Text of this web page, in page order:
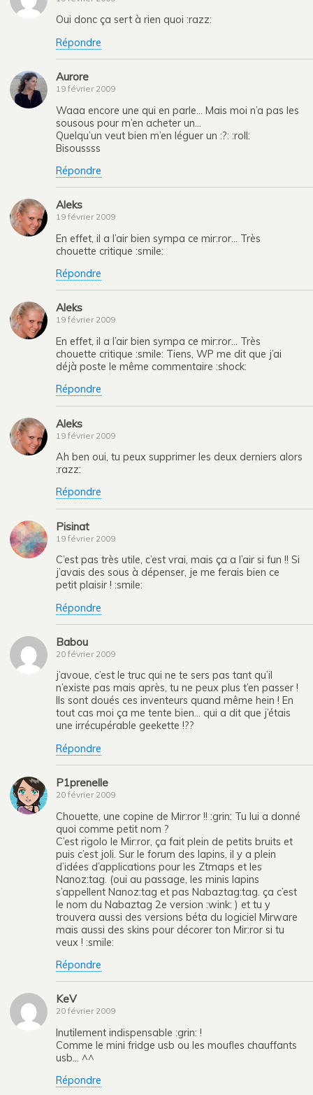
Oui donc ça sert à rien quoi :razz:
Répondre
Aurore
19 février 2009
Waaa encore une qui en parle… Mais moi n’a pas les
sousous pour m’en acheter un…
Quelqu’un veut bien m’en léguer un :?: :roll:
Bisoussss
Répondre
Aleks
19 février 2009
En effet, il a l’air bien sympa ce mir:ror… Très
chouette critique :smile:
Répondre
Aleks
19 février 2009
En effet, il a l’air bien sympa ce mir:ror… Très
chouette critique :smile: Tiens, WP me dit que j’ai
déjà poste le même commentaire :shock:
Répondre
Aleks
19 février 2009
Ah ben oui, tu peux supprimer les deux derniers alors
:razz:
Répondre
Pisinat
19 février 2009
C’est pas très utile, c’est vrai, mais ça a l’air si fun !! Si
j’avais des sous à dépenser, je me ferais bien ce
petit plaisir ! :smile:
Répondre
Babou
20 février 2009
j’avoue, c’est le truc qui ne te sers pas tant qu’il
n’existe pas mais après, tu ne peux plus t’en passer !
Ils sont doués ces inventeurs quand même hein ! En
tout cas moi ça me tente bien… qui a dit que j’étais
une irrécupérable geekette !??
Répondre
P1prenelle
20 février 2009
Chouette, une copine de Mir:ror !! :grin: Tu lui a donné
quoi comme petit nom ?
C’est rigolo le Mir:ror, ça fait plein de petits bruits et
puis c’est joli. Sur le forum des lapins, il y a plein
d’idées d’applications pour les Ztmaps et les
Nanoz:tag. (oui au passage, les minis lapins
s’appellent Nanoz:tag et pas Nabaztag:tag. ça c’est
le nom du Nabaztag 2e version :wink: ) et tu y
trouvera aussi des versions béta du logiciel Mirware
mais aussi des skins pour décorer ton Mir:ror si tu
veux ! :smile:
Répondre
KeV
20 février 2009
Inutilement indispensable :grin: !
Comme le mini fridge usb ou les moufles chauffants
usb… ^^
Répondre